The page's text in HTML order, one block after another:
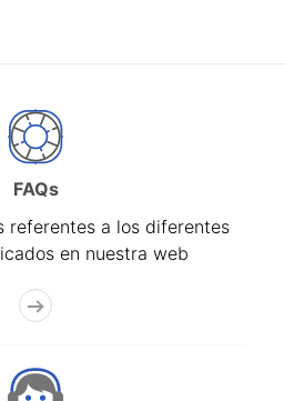
FAQs
referentes a los diferentes
en nuestra web